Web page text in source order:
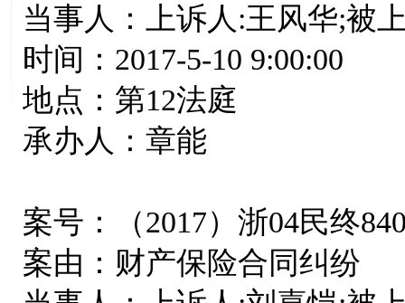
当事人：上诉人:王风华;被
时间：2017-5-10 9:00:00
地点：第12法庭
承办人：章能
案号：（2017）浙04民终
案由：财产保险合同纠纷